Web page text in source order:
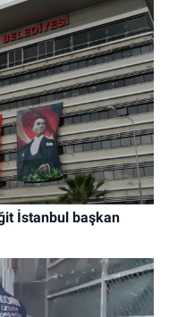
İstanbul başkan